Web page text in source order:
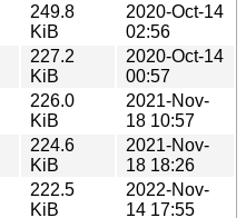
249.8
KiB
2020-Oct-14
02:56
227.2
KiB
2020-Oct-14
00:57
226.0
KiB
2021-Nov-
18 10:57
224.6
KiB
2021-Nov-
18 18:26
222.5
KiB
2022-Nov-
14 17:55